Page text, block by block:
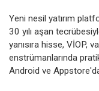
Yeni nesil yatırım
30 yılı aşan
yanısıra hisse, VİOP,
enstrümanlarında
Android ve